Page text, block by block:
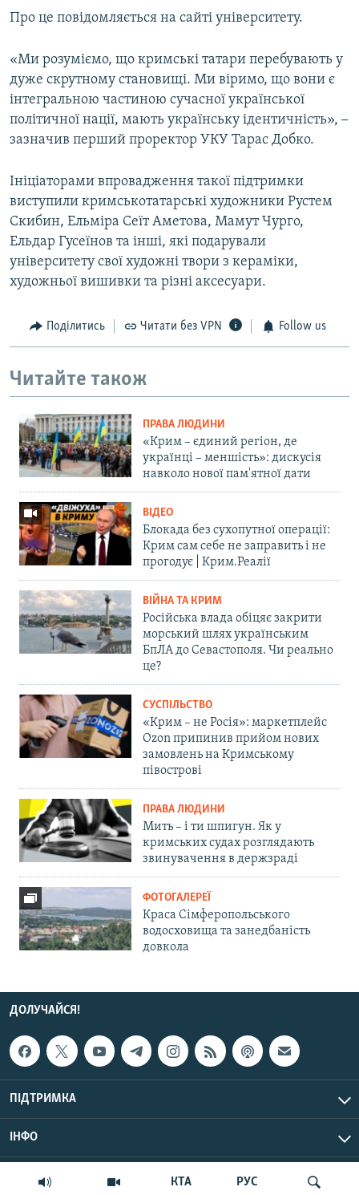
КТА РУС
Про це повідомляється на сайті університету.
«Ми розуміємо, що кримські татари перебувають у
дуже скрутному становищі. Ми віримо, що вони є
інтегральною частиною сучасної української
політичної нації, мають українську ідентичність», –
зазначив перший проректор УКУ Тарас Добко.
Ініціаторами впровадження такої підтримки
виступили кримськотатарські художники Рустем
Скибин, Ельміра Сеїт Аметова, Мамут Чурго,
Ельдар Гусеїнов та інші, які подарували
університету свої художні твори з кераміки,
художньої вишивки та різні аксесуари.
Поділитись Читати без VPN Follow us
Читайте також
ПРАВА ЛЮДИНИ
«Крим – єдиний регіон, де
українці – меншість»: дискусія
навколо нової пам'ятної дати
ВІДЕО
Блокада без сухопутної операції:
Крим сам себе не заправить і не
прогодує | Крим.Реалії
ВІЙНА ТА КРИМ
Російська влада обіцяє закрити
морський шлях українським
БпЛА до Севастополя. Чи реально
це?
СУСПІЛЬСТВО
«Крим – не Росія»: маркетплейс
Ozon припинив прийом нових
замовлень на Кримському
півострові
ПРАВА ЛЮДИНИ
Мить – і ти шпигун. Як у
кримських судах розглядають
звинувачення в держзраді
ФОТОГАЛЕРЕЇ
Краса Сімферопольського
водосховища та занедбаність
довкола
ДОЛУЧАЙСЯ!
ПІДТРИМКА
ІНФО
© Крим.Реалії, 2026 | Усі права застережено.